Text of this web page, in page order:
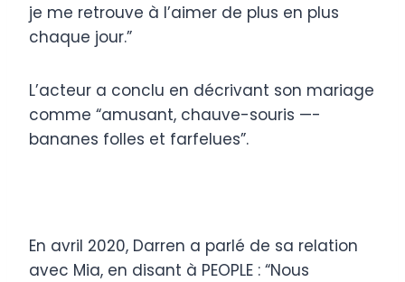
je me retrouve à l’aimer de plus en plus
chaque jour.”
L’acteur a conclu en décrivant son mariage
comme “amusant, chauve-souris —-
bananes folles et farfelues”.
En avril 2020, Darren a parlé de sa relation
avec Mia, en disant à PEOPLE : “Nous